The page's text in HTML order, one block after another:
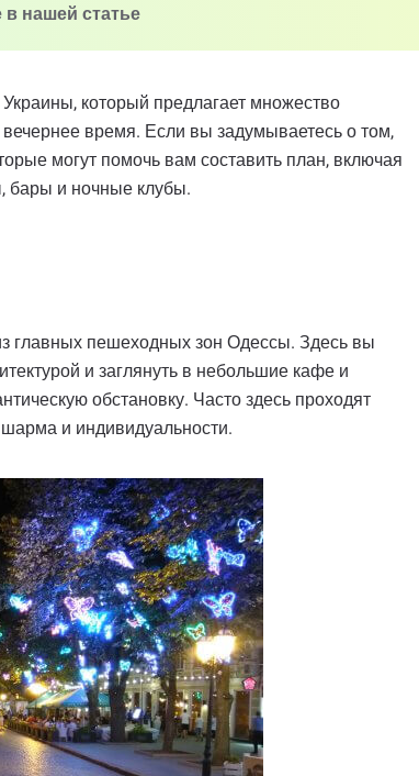
в нашей статье
который предлагает множество
время. Если вы задумываетесь о том,
могут помочь вам составить план, включая
бары и ночные клубы.
главных пешеходных зон Одессы. Здесь вы
и заглянуть в небольшие кафе и
обстановку. Часто здесь проходят
и индивидуальности.